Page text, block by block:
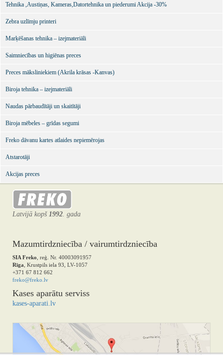
Tehnika ,Austiņas, Kameras,Datortehnika un piederumi Akcija -30%
Zebra uzlīmju printeri
Marķēšanas tehnika – izejmateriāli
Saimniecības un higiēnas preces
Preces māksliniekiem (Akrila krāsas -Kanvas)
Biroja tehnika – izejmateriāli
Naudas pārbaudītāji un skaitītāji
Biroja mēbeles – grīdas segumi
Freko dāvanu kartes atlaides nepiemērojas
Atstarotāji
Akcijas preces
Latvijā kopš 1992 . gada
Mazumtirdzniecība / vairumtirdzniecība
SIA Freko , reģ. Nr. 40003091957
Rīga , Krustpils iela 93, LV-1057
+371 67 812 662
freko@freko.lv
Kases aparātu serviss
kases-aparati.lv